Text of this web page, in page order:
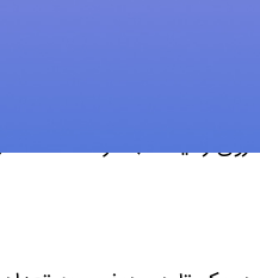
روی رسید ها) شرکت ها،